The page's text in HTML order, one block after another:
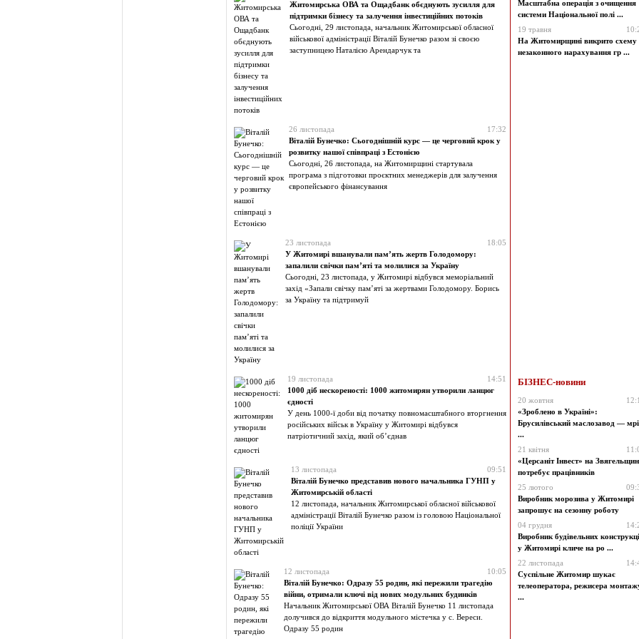
Масштабна операція з очищення
системи Національної полі ...
19 травня
На Житомирщині викрито схему
незаконного нарахування гр ...
Житомирська ОВА та Ощадбанк обєднують зусилля для
підтримки бізнесу та залучення інвестиційних потоків
Сьогодні, 29 листопада, начальник Житомирської обласної
військової адміністрації Віталій Бунечко разом зі своєю
заступницею Наталією Арендарчук та
26 листопада
17:32
Віталій Бунечко: Сьогоднішній курс — це черговий крок у
розвитку нашої співпраці з Естонією
Сьогодні, 26 листопада, на Житомирщині стартувала
програма з підготовки проєктних менеджерів для залучення
європейського фінансування
23 листопада
18:05
У Житомирі вшанували пам’ять жертв Голодомору:
запалили свічки пам’яті та молилися за Україну
Сьогодні, 23 листопада, у Житомирі відбувся меморіальний
захід «Запали свічку пам’яті за жертвами Голодомору. Борись
за Україну та підтримуй
19 листопада
14:51
1000 діб нескореності: 1000 житомирян утворили ланцюг
єдності
У день 1000-ї доби від початку повномасштабного вторгнення
російських військ в Україну у Житомирі відбувся
патріотичний захід, який об’єднав
БІЗНЕС-новини
20 жовтня
«Зроблено в Україні»:
Брусилівський маслозавод —
...
21 квітня
«Церсаніт Інвест» на
потребує працівників
25 лютого
Виробник морозива у Житомирі
запрошує на сезонну роботу
04 грудня
Виробник будівельних
у Житомирі кличе на ро ...
22 листопада
Суспільне Житомир шукає
телеоператора, режисера
...
13 листопада
09:51
Віталій Бунечко представив нового начальника ГУНП у
Житомирській області
12 листопада, начальник Житомирської обласної військової
адміністрації Віталій Бунечко разом із головою Національної
поліції України
12 листопада
10:05
Віталій Бунечко: Одразу 55 родин, які пережили трагедію
війни, отримали ключі від нових модульних будинків
Начальник Житомирської ОВА Віталій Бунечко 11 листопада
долучився до відкриття модульного містечка у с. Вереси.
Одразу 55 родин